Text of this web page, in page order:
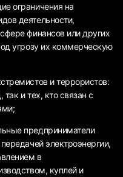
ограничения на
деятельности,
финансов или других
угрозу их коммерческую
и террористов:
так и тех, кто связан с
предприниматели
электроэнергии,
в
куплей и